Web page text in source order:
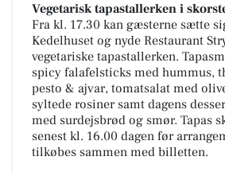
Vegetarisk tapastallerken i
Fra kl. 17.30 kan gæsterne sætte
Kedelhuset og nyde Restaurant
vegetariske tapastallerken.
spicy falafelsticks med hummus,
pesto & ajvar, tomatsalat med
syltede rosiner samt dagens
med surdejsbrød og smør. Tapas
senest kl. 16.00 dagen før
tilkøbes sammen med billetten.